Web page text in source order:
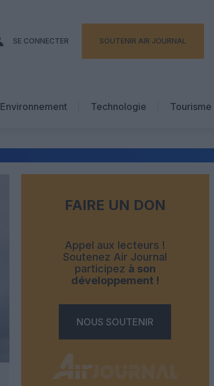
SE CONNECTER SOUTENIR AIR JOURNAL
Environnement Technologie
Tourisme
Hôtellerie
FAIRE UN DON
Appel aux lecteurs !
Soutenez Air Journal
participez à son
développement !
NOUS SOUTENIR